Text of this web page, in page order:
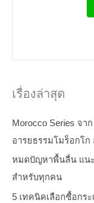
เรื่องล่าสุด
Morocco Series จา
อารยธรรมโมร็อกโก
หมดปัญหาพื้นลื่น แนะ
สำหรับทุกคน
5 เทคนิคเลือกซื้อกร